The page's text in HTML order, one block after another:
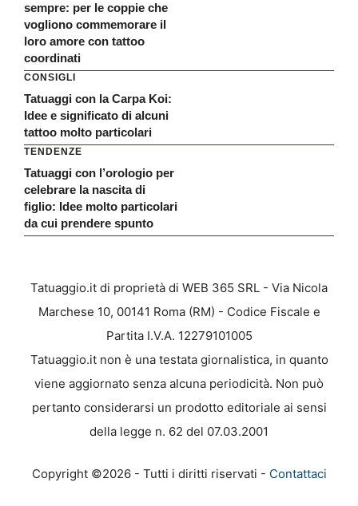
sempre: per le coppie che
vogliono commemorare il
loro amore con tattoo
coordinati
CONSIGLI
Tatuaggi con la Carpa Koi:
Idee e significato di alcuni
tattoo molto particolari
TENDENZE
Tatuaggi con l’orologio per
celebrare la nascita di
figlio: Idee molto particolari
da cui prendere spunto
Tatuaggio.it di proprietà di WEB 365 SRL - Via Nicola
Marchese 10, 00141 Roma (RM) - Codice Fiscale e
Partita I.V.A. 12279101005
Tatuaggio.it non è una testata giornalistica, in quanto
viene aggiornato senza alcuna periodicità. Non può
pertanto considerarsi un prodotto editoriale ai sensi
della legge n. 62 del 07.03.2001
Copyright ©2026 - Tutti i diritti riservati - Contattaci